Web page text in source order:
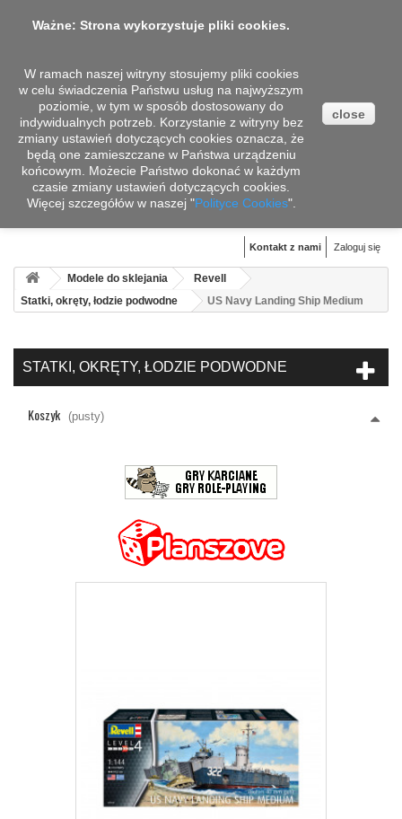
Koszyk (pusty)
Zaloguj się
Kontakt z nami
Modele do sklejania
Revell
Statki, okręty, łodzie podwodne
US Navy Landing Ship Medium
STATKI, OKRĘTY, ŁODZIE PODWODNE
Koszyk (pusty)
Ważne: Strona wykorzystuje pliki cookies.
W ramach naszej witryny stosujemy pliki cookies
w celu świadczenia Państwu usług na najwyższym
poziomie, w tym w sposób dostosowany do
indywidualnych potrzeb. Korzystanie z witryny bez
zmiany ustawień dotyczących cookies oznacza, że
będą one zamieszczane w Państwa urządzeniu
końcowym. Możecie Państwo dokonać w każdym
czasie zmiany ustawień dotyczących cookies.
Więcej szczegółów w naszej "Polityce Cookies".
close